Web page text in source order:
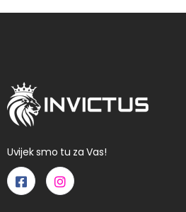
Uvijek smo tu za Vas!